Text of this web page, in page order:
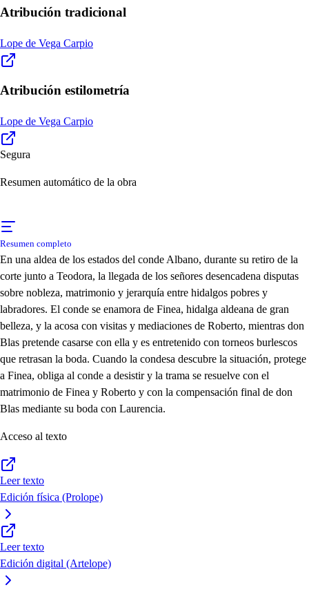
Atribución tradicional
Lope de Vega Carpio
Atribución estilometría
Lope de Vega Carpio
Segura
Resumen automático de la obra
Resumen completo
En una aldea de los estados del conde Albano, durante su retiro de la
corte junto a Teodora, la llegada de los señores desencadena disputas
sobre nobleza, matrimonio y jerarquía entre hidalgos pobres y
labradores. El conde se enamora de Finea, hidalga aldeana de gran
belleza, y la acosa con visitas y mediaciones de Roberto, mientras don
Blas pretende casarse con ella y es entretenido con torneos burlescos
que retrasan la boda. Cuando la condesa descubre la situación, protege
a Finea, obliga al conde a desistir y la trama se resuelve con el
matrimonio de Finea y Roberto y con la compensación final de don
Blas mediante su boda con Laurencia.
Acceso al texto
Leer texto
Edición física (Prolope)
Leer texto
Edición digital (Artelope)